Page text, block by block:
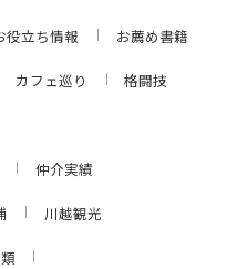
役立ち情報 お薦め書籍
カフェ巡り 格闘技
仲介実績
川越観光